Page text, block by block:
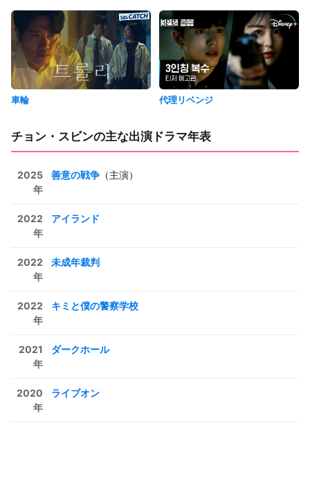
車輪 代理リベンジ
チョン・スビンの主な出演ドラマ年表
2025
年
善意の戦争 （主演）
2022
年
アイランド
2022
年
未成年裁判
2022
年
キミと僕の警察学校
2021
年
ダークホール
2020
年
ライブオン